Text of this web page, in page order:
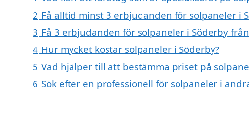
2 Få alltid minst 3 erbjudanden för solpaneler i
3 Få 3 erbjudanden för solpaneler i Söderby
4 Hur mycket kostar solpaneler i Söderby?
5 Vad hjälper till att bestämma priset på
6 Sök efter en professionell för solpaneler i